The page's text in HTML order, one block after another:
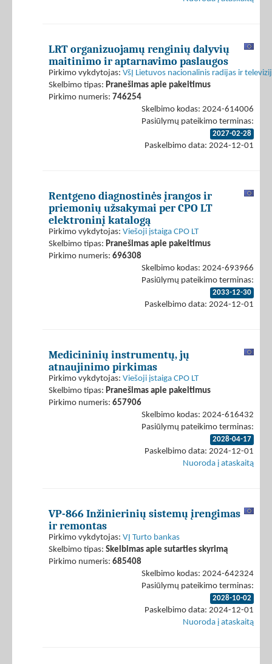
LRT organizuojamų renginių dalyvių
maitinimo ir aptarnavimo paslaugos
Pirkimo vykdytojas: VšĮ Lietuvos nacionalinis radijas ir
Skelbimo tipas: Pranešimas apie pakeitimus
Pirkimo numeris: 746254
Skelbimo kodas: 2024-614006
Pasiūlymų pateikimo terminas:
2027-02-28
Paskelbimo data: 2024-12-01
Rentgeno diagnostinės įrangos ir
priemonių užsakymai per CPO LT
elektroninį katalogą
Pirkimo vykdytojas: Viešoji įstaiga CPO LT
Skelbimo tipas: Pranešimas apie pakeitimus
Pirkimo numeris: 696308
Skelbimo kodas: 2024-693966
Pasiūlymų pateikimo terminas:
2033-12-30
Paskelbimo data: 2024-12-01
Medicininių instrumentų, jų
atnaujinimo pirkimas
Pirkimo vykdytojas: Viešoji įstaiga CPO LT
Skelbimo tipas: Pranešimas apie pakeitimus
Pirkimo numeris: 657906
Skelbimo kodas: 2024-616432
Pasiūlymų pateikimo terminas:
2028-04-17
Paskelbimo data: 2024-12-01
Nuoroda į ataskaitą
VP-866 Inžinierinių sistemų įrengimas
ir remontas
Pirkimo vykdytojas: VĮ Turto bankas
Skelbimo tipas: Skelbimas apie sutarties skyrimą
Pirkimo numeris: 685408
Skelbimo kodas: 2024-642324
Pasiūlymų pateikimo terminas:
2028-10-02
Paskelbimo data: 2024-12-01
Nuoroda į ataskaitą